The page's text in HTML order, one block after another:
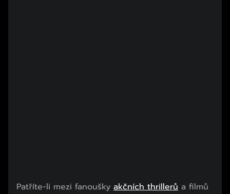
Patříte-li mezi fanoušky akčních thrillerů a filmů